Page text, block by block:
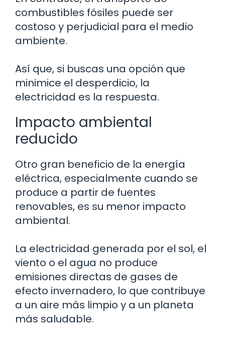
combustibles fósiles puede ser
costoso y perjudicial para el medio
ambiente.
Así que, si buscas una opción que
minimice el desperdicio, la
electricidad es la respuesta.
Impacto ambiental
reducido
Otro gran beneficio de la energía
eléctrica, especialmente cuando se
produce a partir de fuentes
renovables, es su menor impacto
ambiental.
La electricidad generada por el sol, el
viento o el agua no produce
emisiones directas de gases de
efecto invernadero, lo que contribuye
a un aire más limpio y a un planeta
más saludable.